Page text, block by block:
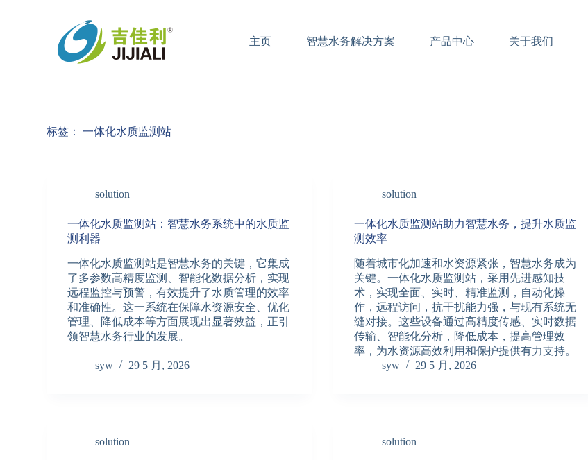
主页 智慧水务解决方案 产品中心 关于我们
标签： 一体化水质监测站
solution
一体化水质监测站：智慧水务系统中的水质监
测利器
一体化水质监测站是智慧水务的关键，它集成
了多参数高精度监测、智能化数据分析，实现
远程监控与预警，有效提升了水质管理的效率
和准确性。这一系统在保障水资源安全、优化
管理、降低成本等方面展现出显著效益，正引
领智慧水务行业的发展。
syw 29 5 月, 2026
solution
一体化水质监测站助力智慧水务，提升水质监
测效率
随着城市化加速和水资源紧张，智慧水务成为
关键。一体化水质监测站，采用先进感知技
术，实现全面、实时、精准监测，自动化操
作，远程访问，抗干扰能力强，与现有系统无
缝对接。这些设备通过高精度传感、实时数据
传输、智能化分析，降低成本，提高管理效
率，为水资源高效利用和保护提供有力支持。
syw
29 5 月, 2026
solution solution